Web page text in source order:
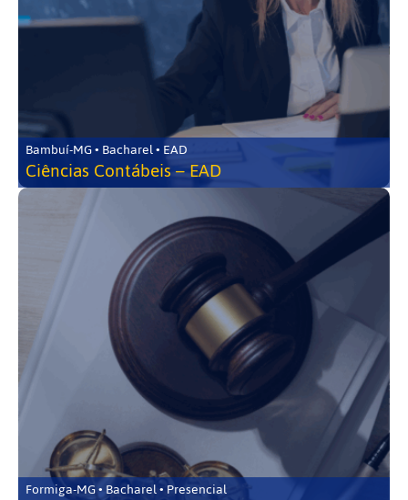
Bambuí-MG • Bacharel • EAD
Ciências Contábeis – EAD
Formiga-MG • Bacharel • Presencial